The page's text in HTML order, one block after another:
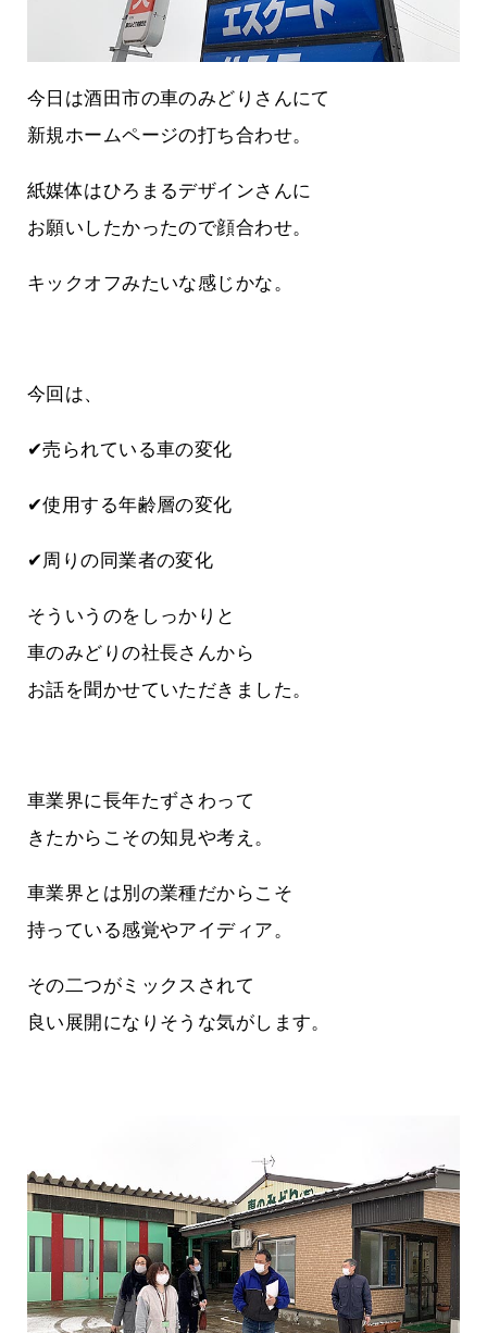
今日は酒田市の車のみどりさんにて
新規ホームページの打ち合わせ。
紙媒体はひろまるデザインさんに
お願いしたかったので顔合わせ。
キックオフみたいな感じかな。
今回は、
✔売られている車の変化
✔使用する年齢層の変化
✔周りの同業者の変化
そういうのをしっかりと
車のみどりの社長さんから
お話を聞かせていただきました。
車業界に長年たずさわって
きたからこその知見や考え。
車業界とは別の業種だからこそ
持っている感覚やアイディア。
その二つがミックスされて
良い展開になりそうな気がします。